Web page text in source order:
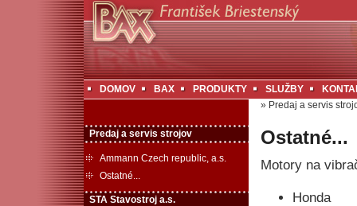
DOMOV BAX PRODUKTY SLUŽBY
Predaj a servis strojov
Ammann Czech republic, a.s.
Ostatné...
STA Stavostroj a.s.
» Predaj a servis
Ostatné...
Motory na
Honda